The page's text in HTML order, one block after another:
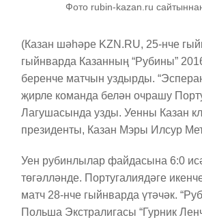
Фото rubin-kazan.ru
(Казан шәһәре KZN.RU, 25-нче
гыйнварда Казанның “Рубины”
беренче матчын уздырды.
җирле команда белән очрашу
Лагушасында узды. Уенны Казан
президенты, Казан Мэры Илсур
Уен рубинлылар файдасына 6:0
төгәлләнде. Португалиядәге
матч 28-нче гыйнварда үтәчәк.
Польша Экстралигасы “Гурник